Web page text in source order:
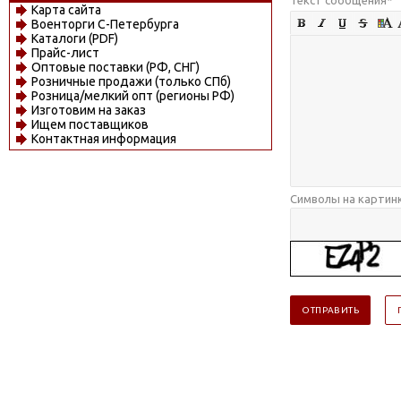
Карта сайта
Военторги С-Петербурга
Каталоги (PDF)
Прайс-лист
Оптовые поставки (РФ, СНГ)
Розничные продажи (только СПб)
Розница/мелкий опт (регионы РФ)
Изготовим на заказ
Ищем поставщиков
Контактная информация
Символы на